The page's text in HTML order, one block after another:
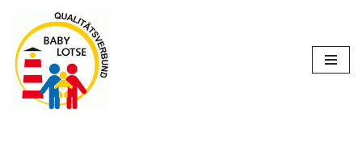
Zum
Inhalt
springen